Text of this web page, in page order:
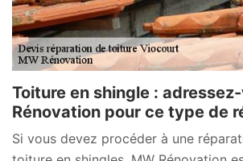
Toiture en shingle :
Rénovation pour ce type de
Si vous devez procéder à une